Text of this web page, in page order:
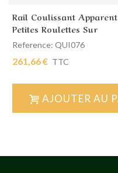
Rail Coulissant Apparent
Petites Roulettes Sur
Champ De Porte
Reference: QUI076
261,66 € TTC
AJOUTER AU